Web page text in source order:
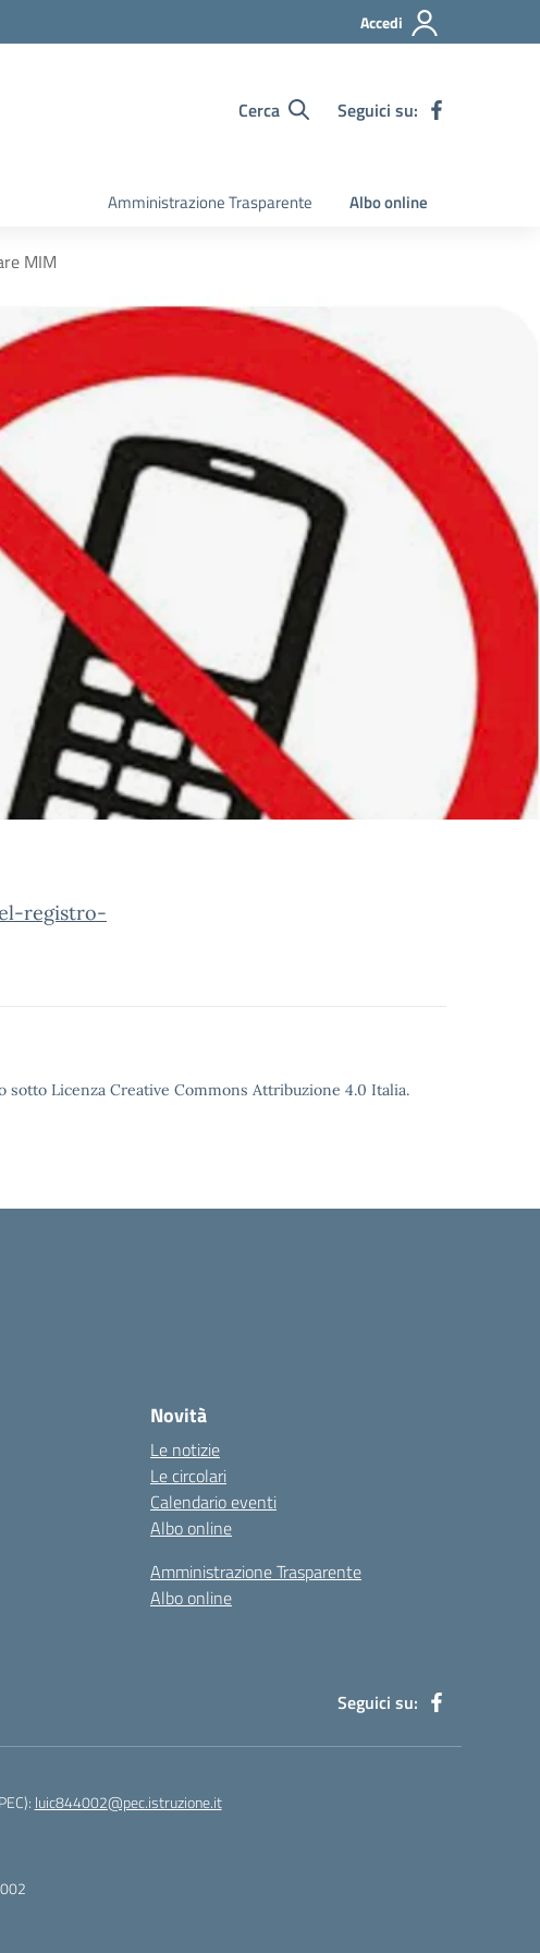
Accedi
Cerca Seguici su:
Amministrazione Trasparente Albo online
MIM
registro-
Licenza Creative Commons Attribuzione 4.0 Italia.
Novità
Le notizie
Le circolari
Calendario eventi
Albo online
Amministrazione Trasparente
Albo online
Seguici su:
luic844002@pec.istruzione.it